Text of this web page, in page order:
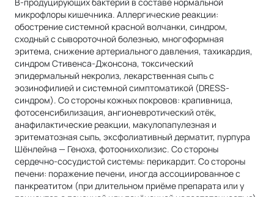
микрофлоры кишечника. Аллергические реакции:
обострение системной красной волчанки, синдром,
сходный с сывороточной болезнью, многоформная
эритема, снижение артериального давления, тахикардия,
синдром Стивенса-Джонсона, токсический
эпидермальный некролиз, лекарственная сыпь с
эозинофилией и системной симптоматикой (DRESS-
синдром). Со стороны кожных покровов: крапивница,
фотосенсибилизация, ангионевротический отёк,
анафилактические реакции, макулопапулезная и
эритематозная сыпь, эксфолиативный дерматит, пурпура
Шёнлейна — Геноха, фотоонихолизис. Со стороны
сердечно-сосудистой системы: перикардит. Со стороны
печени: поражение печени, иногда ассоциированное с
панкреатитом (при длительном приёме препарата или у